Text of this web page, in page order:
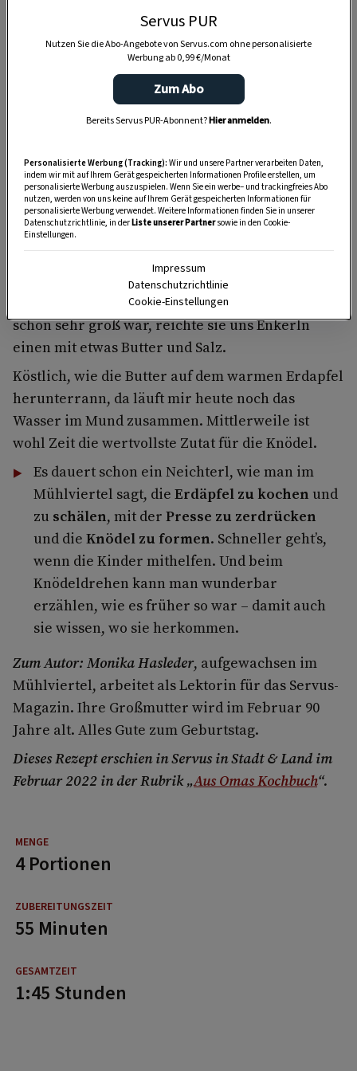
erinnert sich Mama.„Übrig geblieben sind nur die
Stoppeln von den Bierflaschen, alles andere ist verfüttert,
kompostiert oder wiederverwertet worden.“
Kreislaufwirtschaft, wie sie heute von
umweltbewussten Menschen wieder angestrebt
Ein Neichterl brauchen sie schon
Die gekochten Erdäpfel hatte die Omi stets
bereit:Ein großer Dämpfer stand am Holzofen in
der Küche. Die Erdäpfel darin waren eigentlich
für die Tiere vorgesehen, aber wenn der Hunger
schon sehr groß war, reichte sie uns Enkerln
einen mit etwas Butter und Salz.
Köstlich, wie die Butter auf dem warmen Erdapfel
herunterrann, da läuft mir heute noch das
Wasser im Mund zusammen. Mittlerweile ist
wohl Zeit die wertvollste Zutat für die Knödel.
Es dauert schon ein Neichterl, wie man im
Mühlviertel sagt, die Erdäpfel zu kochen und
zu schälen, mit der Presse zu zerdrücken
und die Knödel zu formen. Schneller geht’s,
wenn die Kinder mithelfen. Und beim
Knödeldrehen kann man wunderbar
erzählen, wie es früher so war – damit auch
sie wissen, wo sie herkommen.
Zum Autor: Monika Hasleder, aufgewachsen im
Mühlviertel, arbeitet als Lektorin für das Servus-
Magazin. Ihre Großmutter wird im Februar 90
Jahre alt. Alles Gute zum Geburtstag.
Dieses Rezept erschien in Servus in Stadt & Land im
Februar 2022 in der Rubrik „Aus Omas Kochbuch“.
4 Portionen
55 Minuten
1:45 Stunden
Servus PUR
Nutzen Sie die Abo-Angebote von Servus.com ohne personalisierte
Werbung ab 0,99 €/Monat
Zum Abo
Bereits Servus PUR-Abonnent?Hier anmelden.
Personalisierte Werbung (Tracking): Wir und unsere Partner verarbeiten Daten,
indem wir mit auf Ihrem Gerät gespeicherten Informationen Profile erstellen, um
personalisierte Werbung auszuspielen. Wenn Sie ein werbe– und trackingfreies Abo
nutzen, werden von uns keine auf Ihrem Gerät gespeicherten Informationen für
personalisierte Werbung verwendet. Weitere Informationen finden Sie in unserer
Datenschutzrichtlinie, in derListe unserer Partnersowie in den Cookie-
Einstellungen.
Impressum
Datenschutzrichtlinie
Cookie-Einstellungen